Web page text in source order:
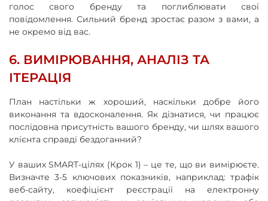
голос свого бренду та поглиблювати свої
повідомлення. Сильний бренд зростає разом з вами, а
не окремо від вас.
6. ВИМІРЮВАННЯ, АНАЛІЗ ТА
ІТЕРАЦІЯ
План настільки ж хороший, наскільки добре його
виконання та вдосконалення. Як дізнатися, чи працює
послідовна присутність вашого бренду, чи шлях вашого
клієнта справді бездоганний?
У ваших SMART-цілях (Крок 1) – це те, що ви вимірюєте.
Визначте 3-5 ключових показників, наприклад: трафік
веб-сайту, коефіцієнт реєстрації на електронну